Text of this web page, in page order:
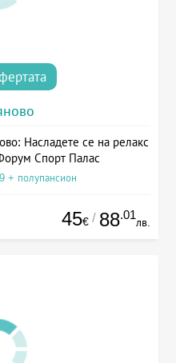
Насладете се на релакс
Спорт Палас
+ полупансион
45€ / 88.01
лв.